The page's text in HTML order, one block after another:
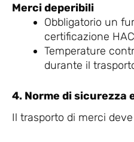
Merci deperibili
Obbligatorio un
certificazione
Temperature
durante il
4. Norme di sicurezza
Il trasporto di merci